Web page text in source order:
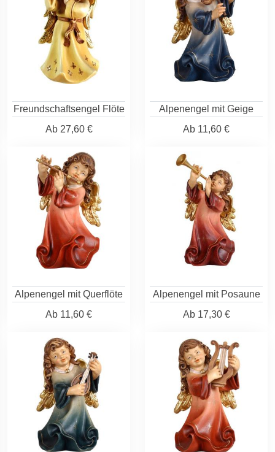
Freundschaftsengel Flöte
Ab27,60 €
Alpenengel mit Geige
Ab 11,60 €
Alpenengel mit Querflöte
Ab 11,60 €
Alpenengel mit Posaune
Ab17,30 €